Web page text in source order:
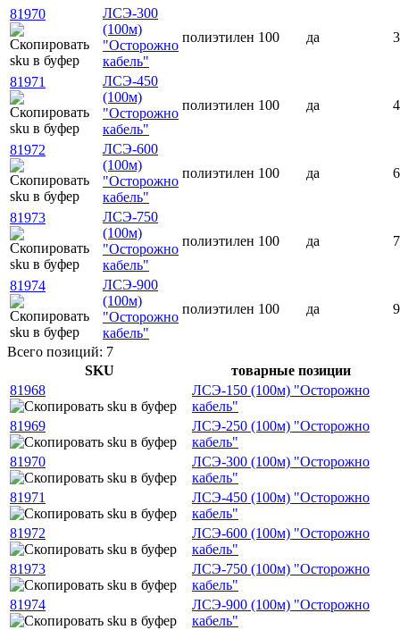
81970
ЛСЭ-300
(100м)
"Осторожно
кабель"
полиэтилен 100 да
81971
ЛСЭ-450
(100м)
"Осторожно
кабель"
полиэтилен 100 да
81972
ЛСЭ-600
(100м)
"Осторожно
кабель"
полиэтилен 100 да
81973
ЛСЭ-750
(100м)
"Осторожно
кабель"
полиэтилен 100 да
81974
ЛСЭ-900
(100м)
"Осторожно
кабель"
полиэтилен 100 да
Всего позиций: 7
SKU
товарные позиции
81968
ЛСЭ-150 (100м) "Осторожно
кабель"
81969
ЛСЭ-250 (100м) "Осторожно
кабель"
81970
ЛСЭ-300 (100м) "Осторожно
кабель"
81971
ЛСЭ-450 (100м) "Осторожно
кабель"
81972
ЛСЭ-600 (100м) "Осторожно
кабель"
81973
ЛСЭ-750 (100м) "Осторожно
кабель"
81974
ЛСЭ-900 (100м) "Осторожно
кабель"